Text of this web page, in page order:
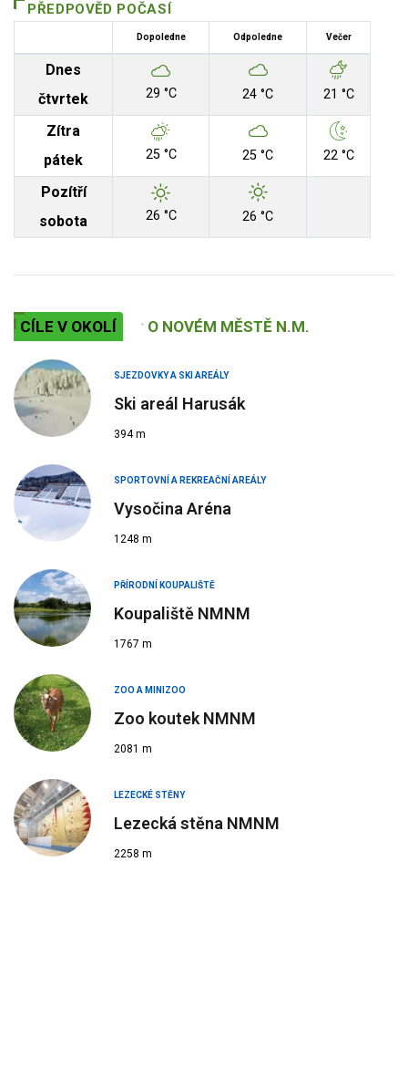
PŘEDPOVĚD POČASÍ
Dopoledne Odpoledne Večer
Dnes
čtvrtek
29 °C 24 °C 21 °C
Zítra
pátek
25 °C 25 °C 22 °C
Pozítří
sobota
26 °C 26 °C
CÍLE V OKOLÍ O NOVÉM MĚSTĚ N.M.
SJEZDOVKY A SKI AREÁLY
Ski areál Harusák
394 m
SPORTOVNÍ A REKREAČNÍ AREÁLY
Vysočina Aréna
1248 m
PŘÍRODNÍ KOUPALIŠTĚ
Koupaliště NMNM
1767 m
ZOO A MINIZOO
Zoo koutek NMNM
2081 m
LEZECKÉ STĚNY
Lezecká stěna NMNM
2258 m